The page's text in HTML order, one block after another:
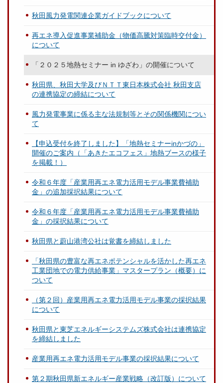
秋田風力発電関連企業ガイドブックについて
再エネ導入促進事業補助金（物価高騰対策臨時交付金）
について
「２０２５地熱セミナー in ゆざわ」の開催について
秋田県、秋田大学及びＮＴＴ東日本株式会社 秋田支店
の連携協定の締結について
風力発電事業に係る主な法規制等とその関係機関につい
て
【申込受付を終了しました】「地熱セミナーinかづの」
開催のご案内（「あきたエコフェス」地熱ブースの様子
を掲載！）
令和６年度「産業用再エネ電力活用モデル事業費補助
金」の追加採択結果について
令和６年度「産業用再エネ電力活用モデル事業費補助
金」の採択結果について
秋田県と蔚山港湾公社は覚書を締結しました
「秋田県の豊富な再エネポテンシャルを活かした再エネ
工業団地での電力供給事業」マスタープラン（概要）に
ついて
（第２回）産業用再エネ電力活用モデル事業の採択結果
について
秋田県と東芝エネルギーシステムズ株式会社は連携協定
を締結しました
産業用再エネ電力活用モデル事業の採択結果について
第２期秋田県新エネルギー産業戦略（改訂版）について